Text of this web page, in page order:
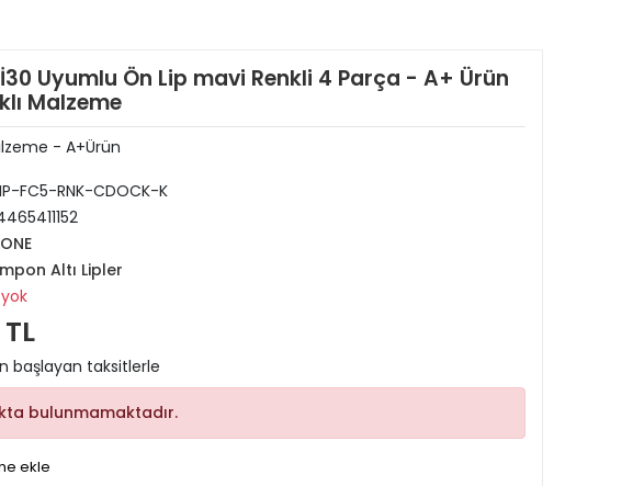
Uyumlu Ön Lip mavi Renkli 4 Parça - A+ Ürün
Malzeme
- A+Ürün
FC5-RNK-CDOCK-K
Altı Lipler
başlayan taksitlerle
bulunmamaktadır.
ekle